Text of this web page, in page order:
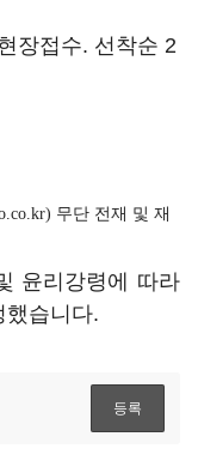
장접수. 선착순 2
무단 전재 및 재
윤리강령에 따라
했습니다.